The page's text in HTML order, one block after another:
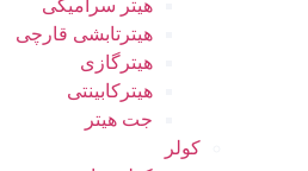
هیتر سرامیکی
هیترتابشی قارچی
هیترگازی
هیترکابینتی
جت هیتر
کولر